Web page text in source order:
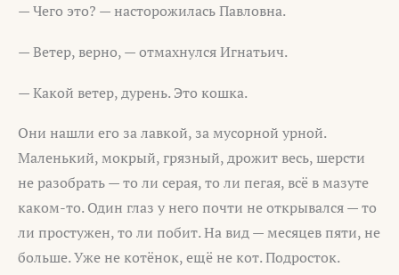
— Чего это? — насторожилась Павловна.
— Ветер, верно, — отмахнулся Игнатьич.
— Какой ветер, дурень. Это кошка.
Они нашли его за лавкой, за мусорной урной.
Маленький, мокрый, грязный, дрожит весь, шерсти
не разобрать — то ли серая, то ли пегая, всё в мазуте
каком-то. Один глаз у него почти не открывался — то
ли простужен, то ли побит. На вид — месяцев пяти, не
больше. Уже не котёнок, ещё не кот. Подросток.